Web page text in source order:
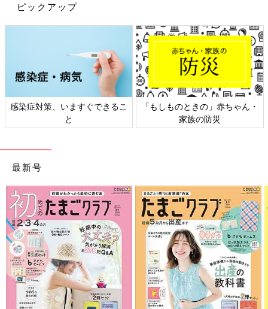
ピックアップ
感染症対策、いますぐできるこ
と
「もしものときの」赤ちゃん・
家族の防災
最新号